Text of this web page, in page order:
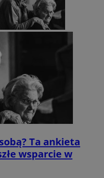
Ta ankieta
wsparcie w